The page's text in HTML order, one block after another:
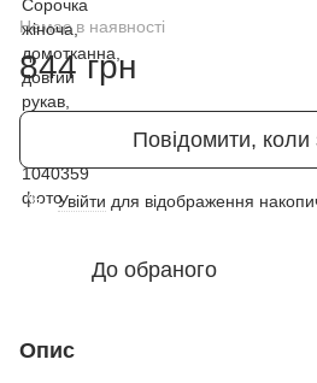
Немає в наявності
844 грн
Повідомити, коли
% Увійти для відображення
До обраного
Опис